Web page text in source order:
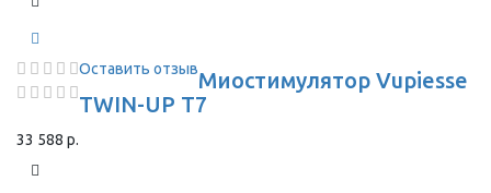
Оставить отзывМиостимулятор Vupiesse
TWIN-UP T7
33 588 р.